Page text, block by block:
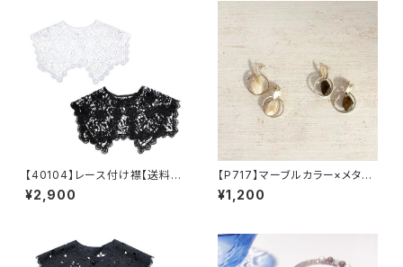
【40104】レース付け襟【送料無
料】トレンド ビッグつけ襟 フ
リーサイズ レース襟 カットワ
ッグカラー セーラーカラー オ
ケージョン
¥2,900
【P717】マーブルカラー×メタル
リングピアス【送料無料】秋カラ
ー 秋ピアス 揺れる レト
タル 秋冬アクセ
¥1,200